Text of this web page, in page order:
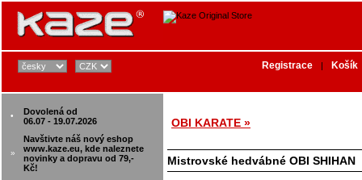
•
Dovolená od
06.07 - 19.07.2026
»
Navštivte náš nový eshop
www.kaze.eu, kde naleznete
novinky a dopravu od 79,-
Kč!
Registrace | Košík
OBI KARATE »
Mistrovské hedvábné OBI SHIHAN